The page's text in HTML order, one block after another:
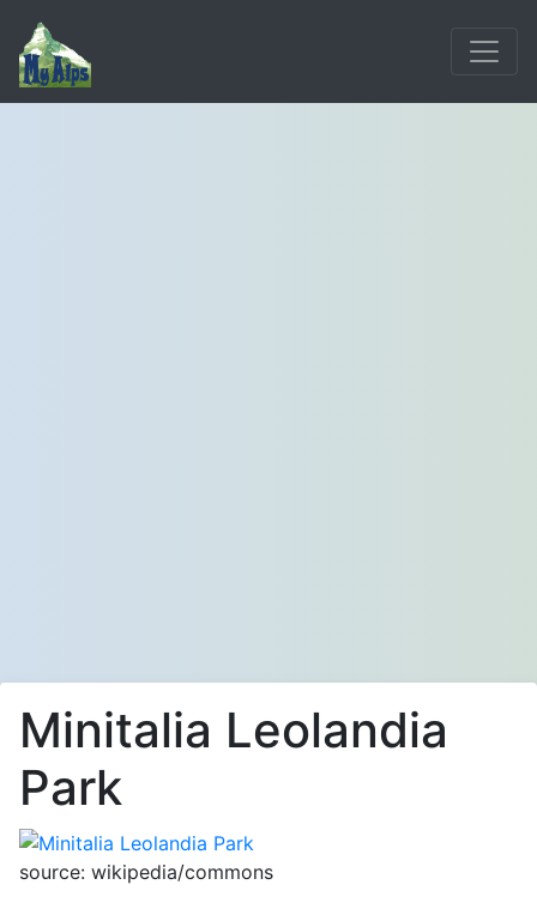
Minitalia Leolandia
Park
source: wikipedia/commons